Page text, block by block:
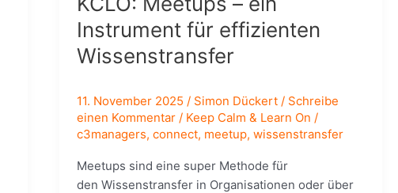
Instrument für effizienten
Wissenstransfer
11. November 2025 / Simon Dückert / Schreibe
einen Kommentar / Keep Calm & Learn On /
c3managers,connect, meetup,wissenstransfer
Meetups sind eine super Methode für
den Wissenstransfer in Organisationen oder über